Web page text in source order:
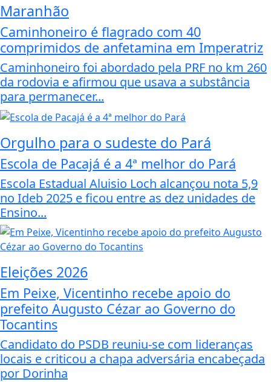
Maranhão
Caminhoneiro é flagrado com 40
comprimidos de anfetamina em Imperatriz
Caminhoneiro foi abordado pela PRF no km 260
da rodovia e afirmou que usava a substância
para permanecer...
Orgulho para o sudeste do Pará
Escola de Pacajá é a 4ª melhor do Pará
Escola Estadual Aluisio Loch alcançou nota 5,9
no Ideb 2025 e ficou entre as dez unidades de
Ensino...
Eleições 2026
Em Peixe, Vicentinho recebe apoio do
prefeito Augusto Cézar ao Governo do
Tocantins
Candidato do PSDB reuniu-se com lideranças
locais e criticou a chapa adversária encabeçada
por Dorinha